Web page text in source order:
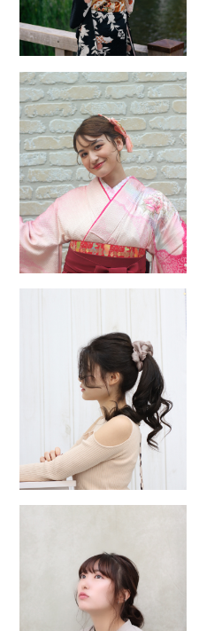
ORIGINALITY
BLOG
NEWS
PRODUCT
NAIL & EYELASH
BRIDAL & ESTHETICS
COUPON
RECRUIT
COMPANY
EVENT
YUKATA